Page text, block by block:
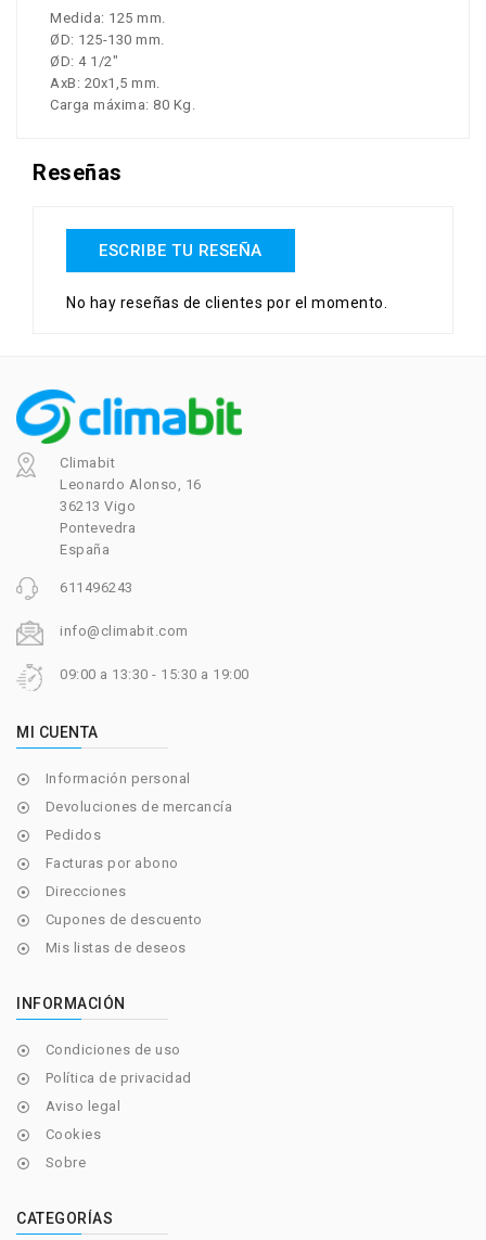
Medida: 125 mm.
ØD: 125-130 mm.
ØD: 4 1/2"
AxB: 20x1,5 mm.
Carga máxima: 80 Kg.
Reseñas
ESCRIBE TU RESEÑA
No hay reseñas de clientes por el momento.
Climabit
Leonardo Alonso, 16
36213 Vigo
Pontevedra
España
611496243
info@climabit.com
09:00 a 13:30 - 15:30 a 19:00
MI CUENTA
 Información personal
 Devoluciones de mercancía
 Pedidos
 Facturas por abono
 Direcciones
 Cupones de descuento
 Mis listas de deseos
INFORMACIÓN
 Condiciones de uso
 Política de privacidad
 Aviso legal
 Cookies
 Sobre
CATEGORÍAS